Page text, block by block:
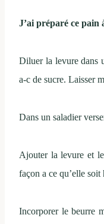
J’ai préparé ce pain
Diluer la levure dans
a-c de sucre. Laisser
Dans un saladier
Ajouter la levure et
façon a ce qu’elle soit
Incorporer le beurre